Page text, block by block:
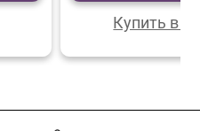
Купить в 1